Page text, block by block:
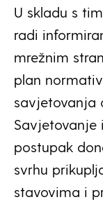
U skladu s
radi
mrežnim
plan
savjetovanja
Savjetovanje
postupak
svrhu
stavovima i